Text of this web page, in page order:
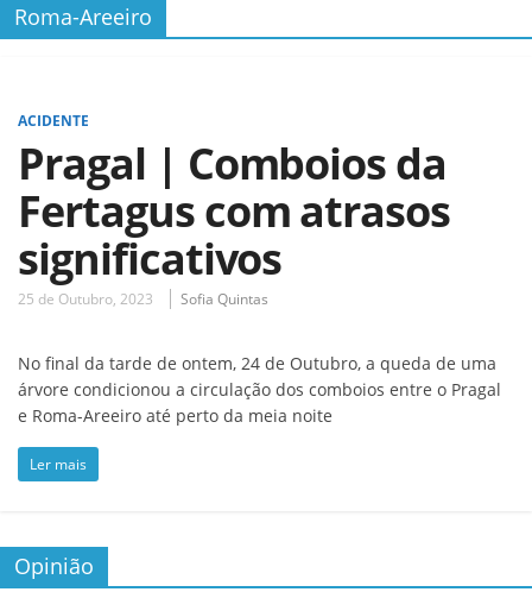
Roma-Areeiro
ACIDENTE
Pragal | Comboios da
Fertagus com atrasos
significativos
25 de Outubro, 2023 Sofia Quintas
No final da tarde de ontem, 24 de Outubro, a queda de uma
árvore condicionou a circulação dos comboios entre o Pragal
e Roma-Areeiro até perto da meia noite
Ler mais
Opinião